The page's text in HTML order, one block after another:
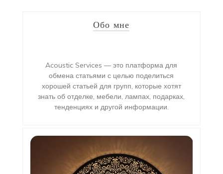
Обо мне
Acoustic Services — это платформа для
обмена статьями с целью поделиться
хорошей статьей для групп, которые хотят
знать об отделке, мебели, лампах, подарках,
тенденциях и другой информации.